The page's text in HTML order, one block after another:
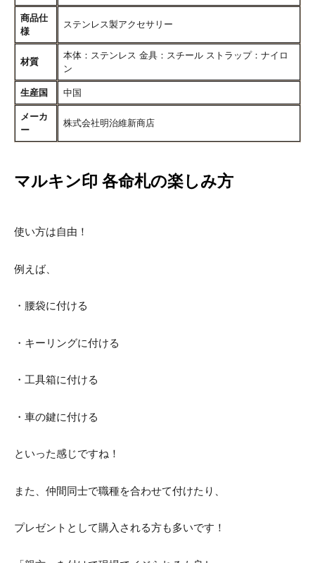
商品仕
様
ステンレス製アクセサリー
材質
本体：ステンレス 金具：スチール ストラップ：ナイロ
ン
生産国 中国
メーカ
ー
株式会社明治維新商店
マルキン印 各命札の楽しみ方
使い方は自由！
例えば、
・腰袋に付ける
・キーリングに付ける
・工具箱に付ける
・車の鍵に付ける
といった感じですね！
また、仲間同士で職種を合わせて付けたり、
プレゼントとして購入される方も多いです！